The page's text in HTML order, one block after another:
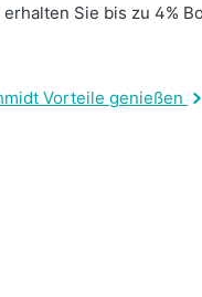
Sie bis zu 4%
Vorteile genießen